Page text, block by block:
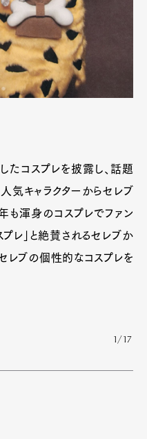
たコスプレを披露し、話題
人気キャラクターからセレブ
も渾身のコスプレでファン
プレ」と絶賛されるセレブか
レブの個性的なコスプレを
1/17